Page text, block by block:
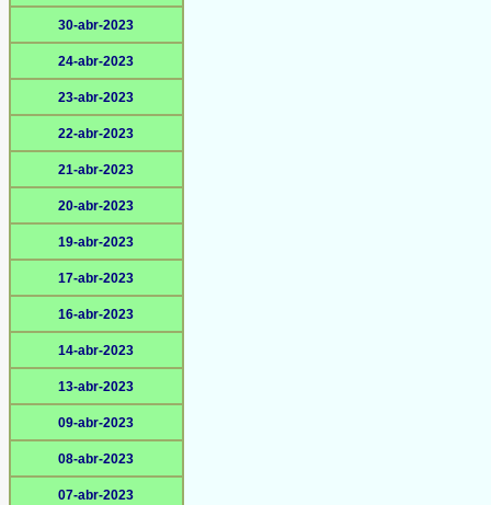
30-abr-2023
24-abr-2023
23-abr-2023
22-abr-2023
21-abr-2023
20-abr-2023
19-abr-2023
17-abr-2023
16-abr-2023
14-abr-2023
13-abr-2023
09-abr-2023
08-abr-2023
07-abr-2023